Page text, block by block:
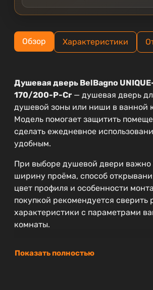
Обзор Характеристики
Душевая дверь BelBagno
170/200-P-Cr — душевая дверь
душевой зоны или ниши в ванной
Модель помогает защитить
сделать ежедневное
удобным.
При выборе душевой двери важно
ширину проёма, способ
цвет профиля и особенности
покупкой рекомендуется сверить
характеристики с параметрами
комнаты.
Показать полностью